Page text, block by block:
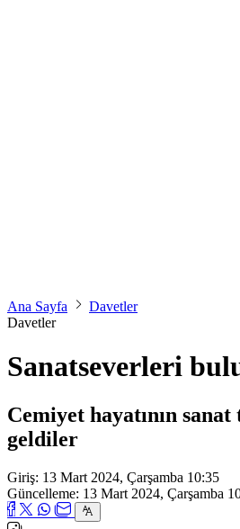
Ana Sayfa
Davetler
Davetler
Sanatseverleri
Cemiyet hayatının
geldiler
Giriş: 13 Mart 2024, Çarşamba 10:35
Güncelleme: 13 Mart 2024, Çarşamba